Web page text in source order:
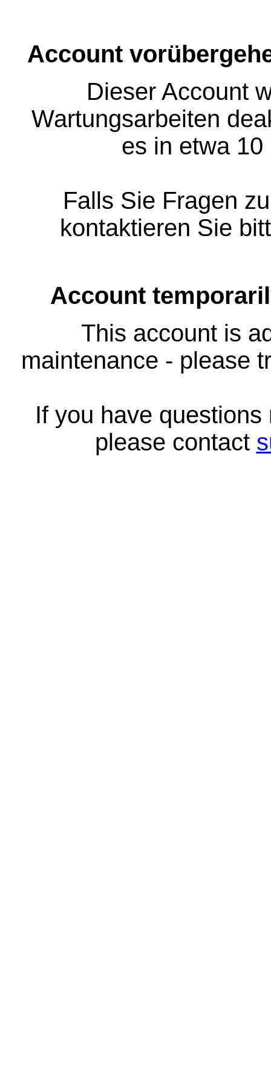
Account
Dieser Account
Wartungsarbeiten
es in etwa
Falls Sie Fragen
kontaktieren Sie
Account
This account is
maintenance - please
If you have
please contact